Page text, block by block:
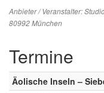
Anbieter / Veranstalter:
80992 München
Termine
Äolische Inseln –